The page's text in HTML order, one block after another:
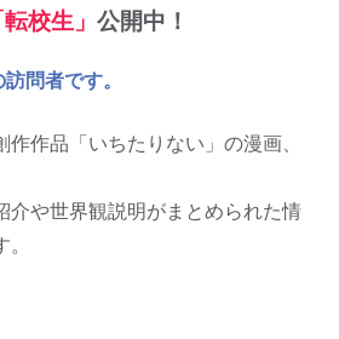
校生」 公開中！
問者です。
作品「いちたりない」の漫画、
介や世界観説明がまとめられた情